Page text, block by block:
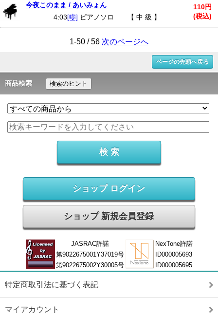
今夜このまま / あいみょん
110円
(税込)
4:03[🎼] ピアノソロ 【 中 級 】
1-50 / 56 次のページへ
ページの先頭へ戻る
商品検索 検索のヒント
ショップ ログイン
ショップ 新規会員登録
JASRAC許諾
第9022675001Y37019号
第9022675002Y30005号
NexTone許諾
ID000005693
ID000005695
特定商取引法に基づく表記
マイアカウント